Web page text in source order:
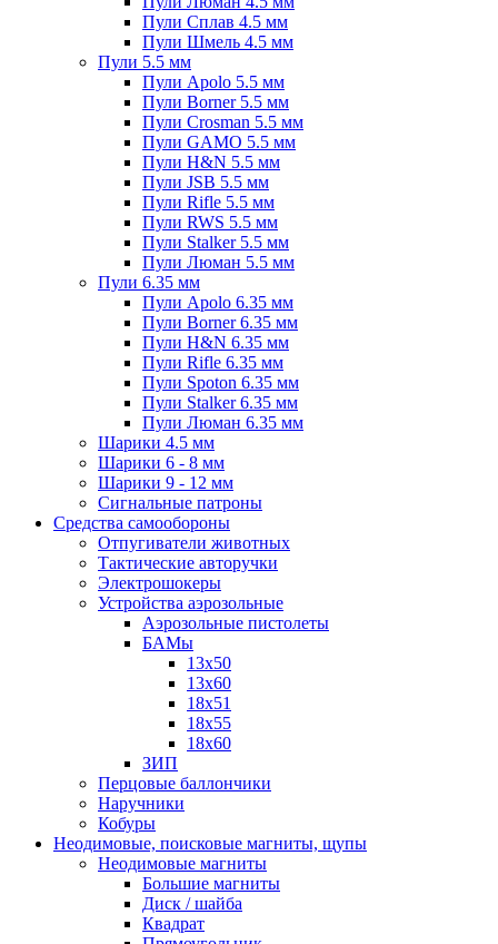
Пули Сплав 4.5 мм
Пули Шмель 4.5 мм
Пули 5.5 мм
Пули Apolo 5.5 мм
Пули Borner 5.5 мм
Пули Crosman 5.5 мм
Пули GAMO 5.5 мм
Пули H&N 5.5 мм
Пули JSB 5.5 мм
Пули Rifle 5.5 мм
Пули RWS 5.5 мм
Пули Stalker 5.5 мм
Пули Люман 5.5 мм
Пули 6.35 мм
Пули Apolo 6.35 мм
Пули Borner 6.35 мм
Пули H&N 6.35 мм
Пули Rifle 6.35 мм
Пули Spoton 6.35 мм
Пули Stalker 6.35 мм
Пули Люман 6.35 мм
Шарики 4.5 мм
Шарики 6 - 8 мм
Шарики 9 - 12 мм
Сигнальные патроны
Средства самообороны
Отпугиватели животных
Тактические авторучки
Электрошокеры
Устройства аэрозольные
Аэрозольные пистолеты
БАМы
13х50
13х60
18х51
18х55
18х60
ЗИП
Перцовые баллончики
Наручники
Кобуры
Неодимовые, поисковые магниты, щупы
Неодимовые магниты
Большие магниты
Диск / шайба
Квадрат